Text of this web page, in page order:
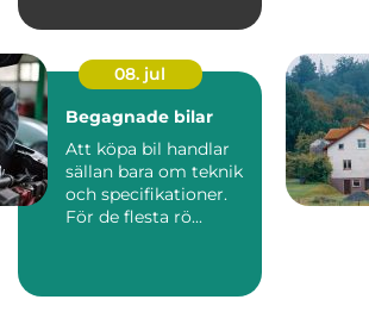
vardagen, men nä...
08. jul
Begagnade bilar
Att köpa bil handlar
sällan bara om teknik
och specifikationer.
För de flesta rö...